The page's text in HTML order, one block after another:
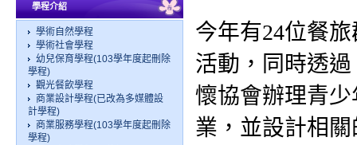
學程介紹
學術自然學程
學術社會學程
幼兒保育學程(103學年度起刪除
學程)
觀光餐飲學程
商業設計學程(已改為多媒體設
計學程)
商業服務學程(103學年度起刪除
學程)
今年有24位餐
活動，同時透
懷協會辦理青
業，並設計相